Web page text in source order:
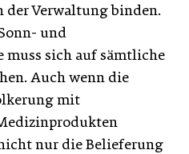
Verwaltung binden.
und
muss sich auf sämtliche
Auch wenn die
mit
nur die Belieferung